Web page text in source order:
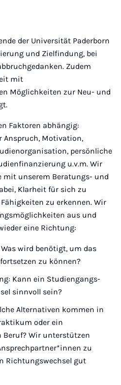
der Universität Paderborn
und Zielfindung, bei
Zudem
mit
Möglichkeiten zur Neu- und
Faktoren abhängig:
Anspruch, Motivation,
persönliche
u.v.m. Wir
mit unserem Beratungs- und
Klarheit für sich zu
zu erkennen. Wir
aus und
eine Richtung:
wird benötigt, um das
zu können?
Kann ein Studiengangs-
sinnvoll sein?
Alternativen kommen in
oder ein
Wir unterstützen
zu
Richtungswechsel gut